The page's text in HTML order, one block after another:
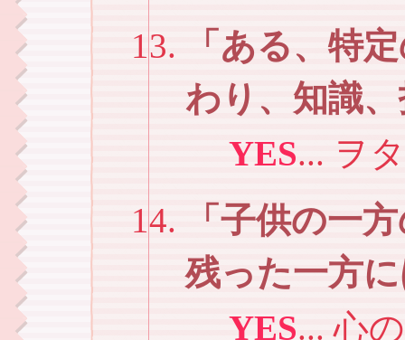
ある、特
わり、知識
YES... ヲ
子供の一
残った一方
YES... 心